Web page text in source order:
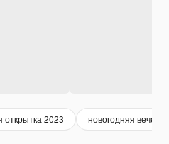
открытка 2023 новогодняя